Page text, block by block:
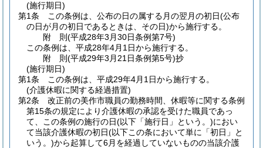
(施行期日)
第1条
この条例は、公布の日の属する月の翌月の初日(公布
の日が月の初日であるときは、その日)から施行する。
附 則(平成28年3月30日条例第7号)
この条例は、平成28年4月1日から施行する。
附 則(平成29年3月21日条例第5号)抄
(施行期日)
第1条
この条例は、平成29年4月1日から施行する。
(介護休暇に関する経過措置)
第2条
改正前の美作市職員の勤務時間、休暇等に関する条例
第15条の規定により介護休暇の承認を受けた職員であっ
て、この条例の施行の日(以下「施行日」という。)におい
て当該介護休暇の初日(以下この条において単に「初日」と
いう。)から起算して6月を経過していないものの当該介護